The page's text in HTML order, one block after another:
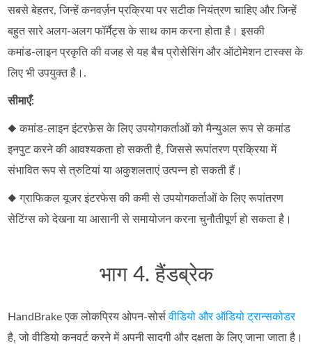
सबसे बेहतर, जिन्हें कनवर्ज़न प्रक्रिया पर सटीक नियंत्रण चाहिए और जिन्हें
बहुत सारे अलग‑अलग फॉर्मैट्स के साथ काम करना होता है। इसकी
कमांड‑लाइन प्रकृति की वजह से यह बैच प्रोसेसिंग और ऑटोमेशन टास्क्स के
लिए भी उपयुक्त है।.
सीमाएँ:
◆ कमांड-लाइन इंटरफ़ेस के लिए उपयोगकर्ताओं को मैन्युअल रूप से कमांड
इनपुट करने की आवश्यकता हो सकती है, जिससे रूपांतरण प्रक्रिया में
संभावित रूप से त्रुटियां या अकुशलताएं उत्पन्न हो सकती हैं।
◆ ग्राफिकल यूजर इंटरफेस की कमी से उपयोगकर्ताओं के लिए रूपांतरण
सेटिंग्स को देखना या आसानी से समायोजन करना चुनौतीपूर्ण हो सकता है।
भाग 4. हैंडब्रेक
HandBrake एक लोकप्रिय ओपन‑सोर्सवीडियो और ऑडियो ट्रान्सकोडर
है, जो वीडियो कनवर्ट करने में अपनी सादगी और दक्षता के लिए जाना जाता है।